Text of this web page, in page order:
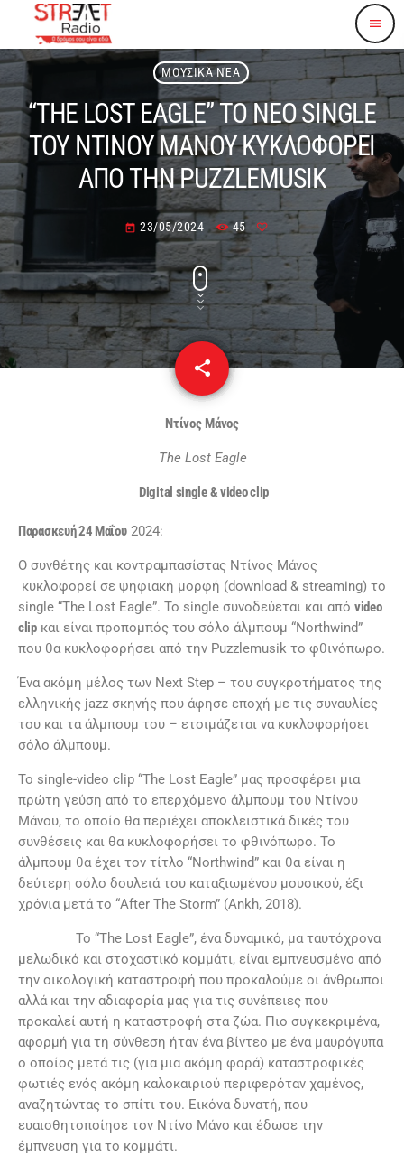
menu
ΜΟΥΣΙΚΆ ΝΈΑ
“THE LOST EAGLE” ΤΟ ΝΕΟ SINGLE
ΤΟΥ ΝΤΙΝΟΥ ΜΑΝΟΥ ΚΥΚΛΟΦΟΡΕΙ
ΑΠΟ ΤΗΝ PUZZLEMUSIK
today 23/05/2024 45
share
email
Ντίνος Μάνος
The Lost Eagle
Digital single & video clip
Παρασκευή 24 Μαΐου2024:
Ο συνθέτης και κοντραμπασίστας Ντίνος Μάνος
κυκλοφορεί σε ψηφιακή μορφή (download & streaming) το
single “The Lost Eagle”. Το single συνοδεύεται και από video
clipκαι είναι προπομπός του σόλο άλμπουμ “Northwind”
που θα κυκλοφορήσει από την Puzzlemusik το φθινόπωρο.
Ένα ακόμη μέλος των Next Step – του συγκροτήματος της
ελληνικής jazz σκηνής που άφησε εποχή με τις συναυλίες
του και τα άλμπουμ του – ετοιμάζεται να κυκλοφορήσει
σόλο άλμπουμ.
Το single-video clip “The Lost Eagle” μας προσφέρει μια
πρώτη γεύση από το επερχόμενο άλμπουμ του Ντίνου
Μάνου, το οποίο θα περιέχει αποκλειστικά δικές του
συνθέσεις και θα κυκλοφορήσει το φθινόπωρο. Το
άλμπουμ θα έχει τον τίτλο “Northwind” και θα είναι η
δεύτερη σόλο δουλειά του καταξιωμένου μουσικού, έξι
χρόνια μετά το “After The Storm” (Ankh, 2018).
Το “The Lost Eagle”, ένα δυναμικό, μα ταυτόχρονα
μελωδικό και στοχαστικό κομμάτι, είναι εμπνευσμένο από
την οικολογική καταστροφή που προκαλούμε οι άνθρωποι
αλλά και την αδιαφορία μας για τις συνέπειες που
προκαλεί αυτή η καταστροφή στα ζώα. Πιο συγκεκριμένα,
αφορμή για τη σύνθεση ήταν ένα βίντεο με ένα μαυρόγυπα
ο οποίος μετά τις (για μια ακόμη φορά) καταστροφικές
φωτιές ενός ακόμη καλοκαιριού περιφερόταν χαμένος,
αναζητώντας το σπίτι του. Εικόνα δυνατή, που
ευαισθητοποίησε τον Ντίνο Μάνο και έδωσε την
έμπνευση για το κομμάτι.